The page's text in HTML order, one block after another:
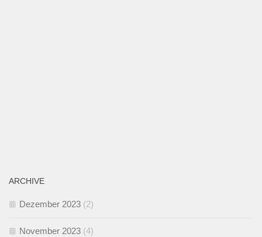
ARCHIVE
Dezember 2023 (2)
November 2023 (4)